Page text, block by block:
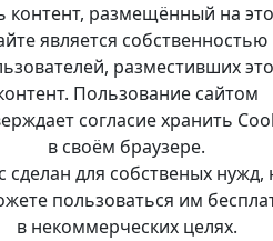
контент, размещённый на
является собственностью
разместивших
Пользование сайтом
согласие хранить
в своём браузере.
сделан для собственых нужд,
пользоваться им
в некоммерческих целях.